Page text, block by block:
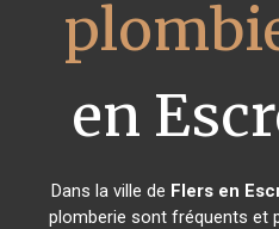
en
Dans la ville de Flers en
plomberie sont fréquents et